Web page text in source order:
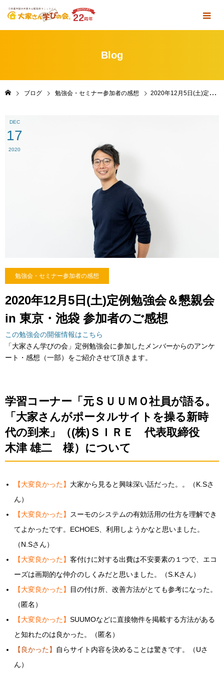
Blog
ブログ 勉強会・セミナー参加者の感想 2020年12月5日(土)定例勉強会＆懇親会 in 東京・池袋 参加者のご感想
DEC
17
2020
勉強会・セミナー参加者の感想
2020年12月5日(土)定例勉強会＆懇親会
in 東京・池袋 参加者のご感想
この勉強会の開催情報はこちら
「大家さん学びの会」定例勉強会に参加したメンバーからのアンケ
ート・感想（一部）をご紹介させて頂きます。
学習コーナー「元ＳＵＵＭＯ社員が語る。
「大家さんがポータルサイトを操る新時
代の到来」（(株)ＳＩＲＥ 代表取締役
木津 雄二 様）について
【大変良かった】 大家から見ると興味深い話だった。。（K.Sさ
ん）
【大変良かった】 スーモのシステムの有効活用の仕方を理解でき
てよかったです。ECHOES、利用しようかなと思いました。
（N.Sさん）
【大変良かった】客付けに対する出費は不安要素の１つで、エコ
ーズは画期的な仲介のしくみだと思いました。（S.Kさん）
【大変良かった】
目の付け所、改善方法がとても参考になった。
（匿名）
【大変良かった】SUUMOなどに直接物件を掲載する方法がある
と知れたのは良かった。（匿名）
【良かった】
自らサイト内容を決めることは驚きです。（Uさ
ん）